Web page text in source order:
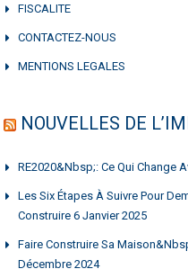
FISCALITE
CONTACTEZ-NOUS
MENTIONS LEGALES
NOUVELLES DE
RE2020&nbsp;: Ce Qui Change
Les Six Étapes À Suivre Pour
Construire 6 Janvier 2025
Faire Construire Sa
Décembre 2024